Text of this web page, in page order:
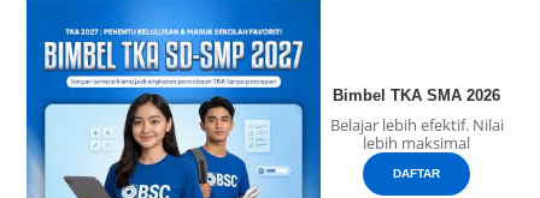
Bimbel TKA SMA 2026
Belajar lebih efektif. Nilai
lebih maksimal
DAFTAR